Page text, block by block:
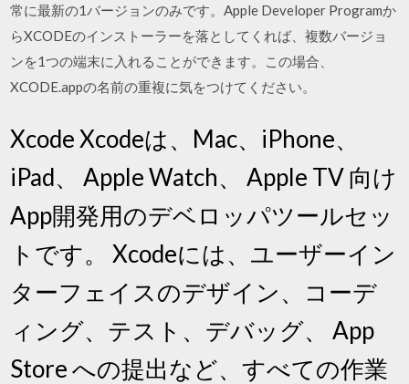
常に最新の1バージョンのみです。Apple Developer Programか
らXCODEのインストーラーを落としてくれば、複数バージョ
ンを1つの端末に入れることができます。この場合、
XCODE.appの名前の重複に気をつけてください。
Xcode Xcodeは、Mac、iPhone、
iPad、 Apple Watch、 Apple TV 向け
App開発用のデベロッパツールセッ
トです。 Xcodeには、ユーザーイン
ターフェイスのデザイン、コーデ
ィング、テスト、デバッグ、 App
Store への提出など、すべての作業